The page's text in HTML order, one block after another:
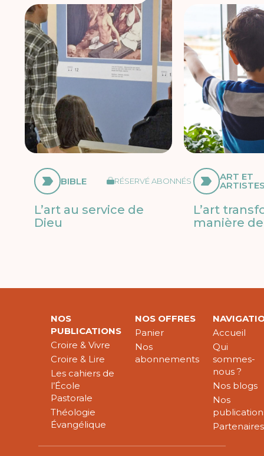
BIBLE RÉSERVÉ ABONNÉS
L’art au service de
Dieu
ART ET
L’art
manière
NOS
PUBLICATIONS
Croire & Vivre
Croire & Lire
Les cahiers de
l’École
Pastorale
Théologie
Évangélique
NOS OFFRES
Panier
Nos
abonnements
Accueil
Qui
sommes-
nous ?
Nos blogs
Nos
Partenaires